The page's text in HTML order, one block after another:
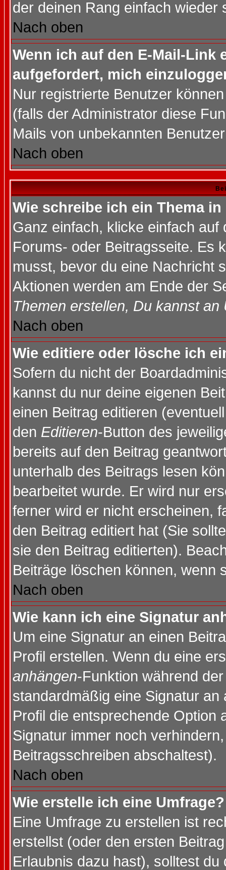
der deinen Rang einfach wieder
Nach oben
Wenn ich auf den E-Mail-Link
aufgefordert, mich
Nur registrierte Benutzer
(falls der Administrator diese
Mails von unbekannten
Nach oben
Wie schreibe ich ein Thema
Ganz einfach, klicke einfach
Forums- oder Beitragsseite. Es
musst, bevor du eine Nachricht
Aktionen werden am Ende der
Themen erstellen, Du kannst
Nach oben
Wie editiere oder lösche ich
Sofern du nicht der
kannst du nur deine eigenen
einen Beitrag editieren
den Editieren-Button des
bereits auf den Beitrag
unterhalb des Beitrags lesen
bearbeitet wurde. Er wird nur
ferner wird er nicht erscheinen,
den Beitrag editiert hat (Sie
sie den Beitrag editierten).
Beiträge löschen können, wenn
Nach oben
Wie kann ich eine Signatur
Um eine Signatur an einen
Profil erstellen. Wenn du eine
anhängen-Funktion während
standardmäßig eine Signatur
Profil die entsprechende Option
Signatur immer noch
Beitragsschreiben abschaltest).
Nach oben
Wie erstelle ich eine Umfrage?
Eine Umfrage zu erstellen ist
erstellst (oder den ersten
Erlaubnis dazu hast), solltest